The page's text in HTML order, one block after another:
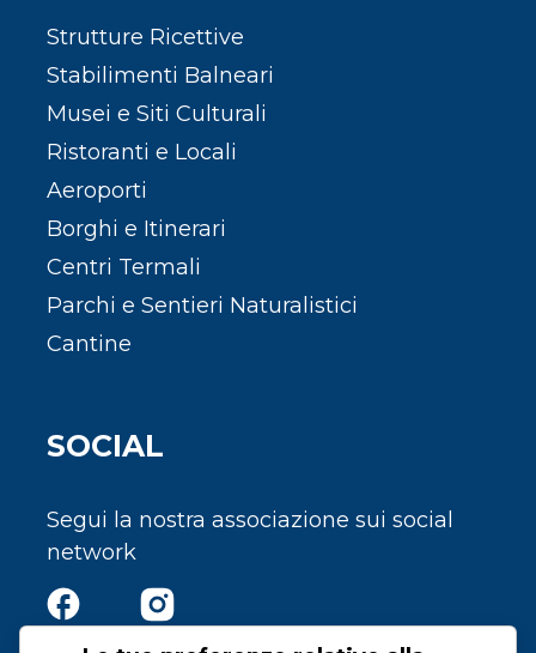
Strutture Ricettive
Stabilimenti Balneari
Musei e Siti Culturali
Ristoranti e Locali
Aeroporti
Borghi e Itinerari
Centri Termali
Parchi e Sentieri Naturalistici
Cantine
SOCIAL
Segui la nostra associazione sui social
network